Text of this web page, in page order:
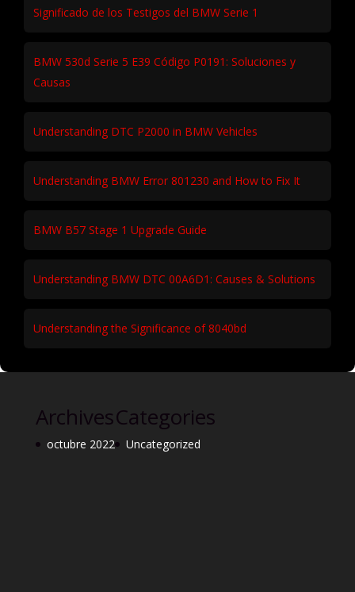
Significado de los Testigos del BMW Serie 1
BMW 530d Serie 5 E39 Código P0191: Soluciones y
Causas
Understanding DTC P2000 in BMW Vehicles
Understanding BMW Error 801230 and How to Fix It
BMW B57 Stage 1 Upgrade Guide
Understanding BMW DTC 00A6D1: Causes & Solutions
Understanding the Significance of 8040bd
Archives
octubre 2022
Categories
Uncategorized